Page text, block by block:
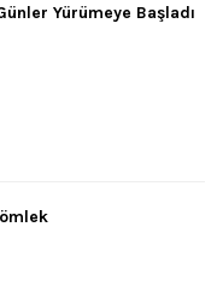
Yürümeye Başladı